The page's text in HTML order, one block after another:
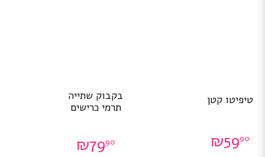
טיפיטו קטן
₪5990
בקבוק שתייה
תרמי כרישים
₪7990